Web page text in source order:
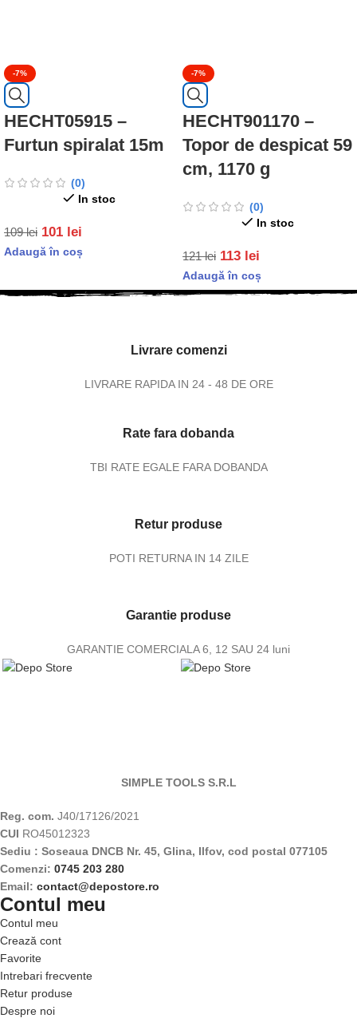
-7%
HECHT05915 –
Furtun spiralat 15m
(0)
In stoc
109lei 101 lei
Adaugă în coș
-7%
HECHT901170 –
Topor de despicat 59
cm, 1170 g
(0)
In stoc
121lei 113 lei
Adaugă în coș
Livrare comenzi
LIVRARE RAPIDA IN 24 - 48 DE ORE
Rate fara dobanda
TBI RATE EGALE FARA DOBANDA
Retur produse
POTI RETURNA IN 14 ZILE
Garantie produse
GARANTIE COMERCIALA 6, 12 SAU 24 luni
SIMPLE TOOLS S.R.L
Reg. com. J40/17126/2021
CUI RO45012323
Sediu : Soseaua DNCB Nr. 45, Glina, Ilfov, cod postal 077105
Comenzi: 0745 203 280
Email: contact@depostore.ro
Contul meu
Contul meu
Crează cont
Favorite
Intrebari frecvente
Retur produse
Despre noi